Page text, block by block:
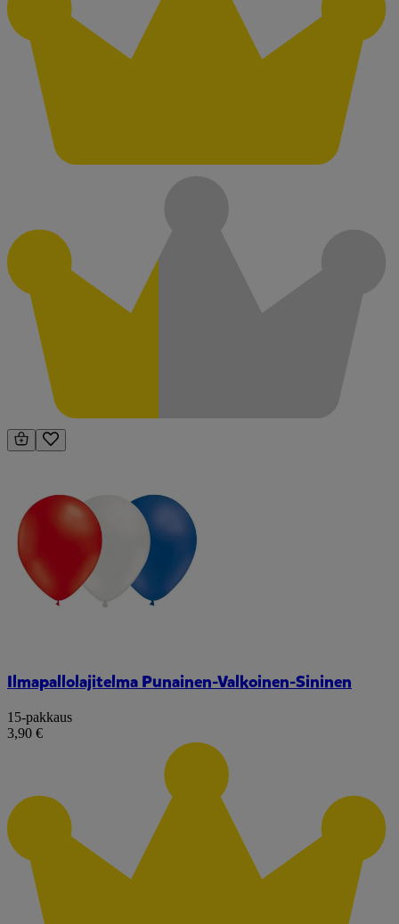
Ilmapallolajitelma Punainen-Valkoinen-Sininen
15-pakkaus
3,90 €